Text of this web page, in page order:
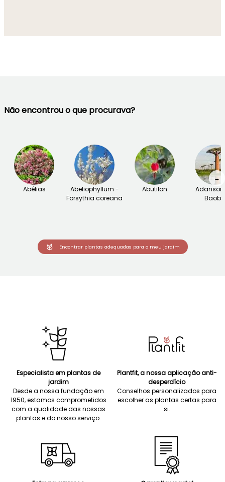
Não encontrou o que procurava?
Abélias
Abeliophyllum -
Forsythia coreana
Abutilon
Baobá
→
Encontrar plantas adequadas para o meu jardim
Especialista em plantas de
jardim
Desde a nossa fundação em
1950, estamos comprometidos
com a qualidade das nossas
plantas e do nosso serviço.
Plantfit, a nossa aplicação anti-
desperdício
Conselhos personalizados para
escolher as plantas certas para
si.